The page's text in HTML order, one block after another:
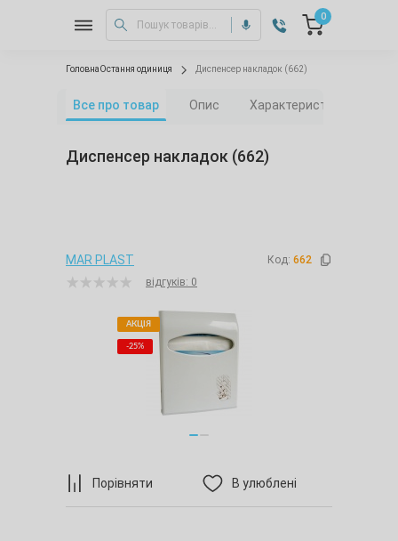
0
ГоловнаОстання одиниця Диспенсер накладок (662)
Все про товар Опис Характеристики
АКЦІЯ
-25%
Порівняти В улюблені
Диспенсер накладок (662)
MAR PLAST Код: 662
відгуків: 0